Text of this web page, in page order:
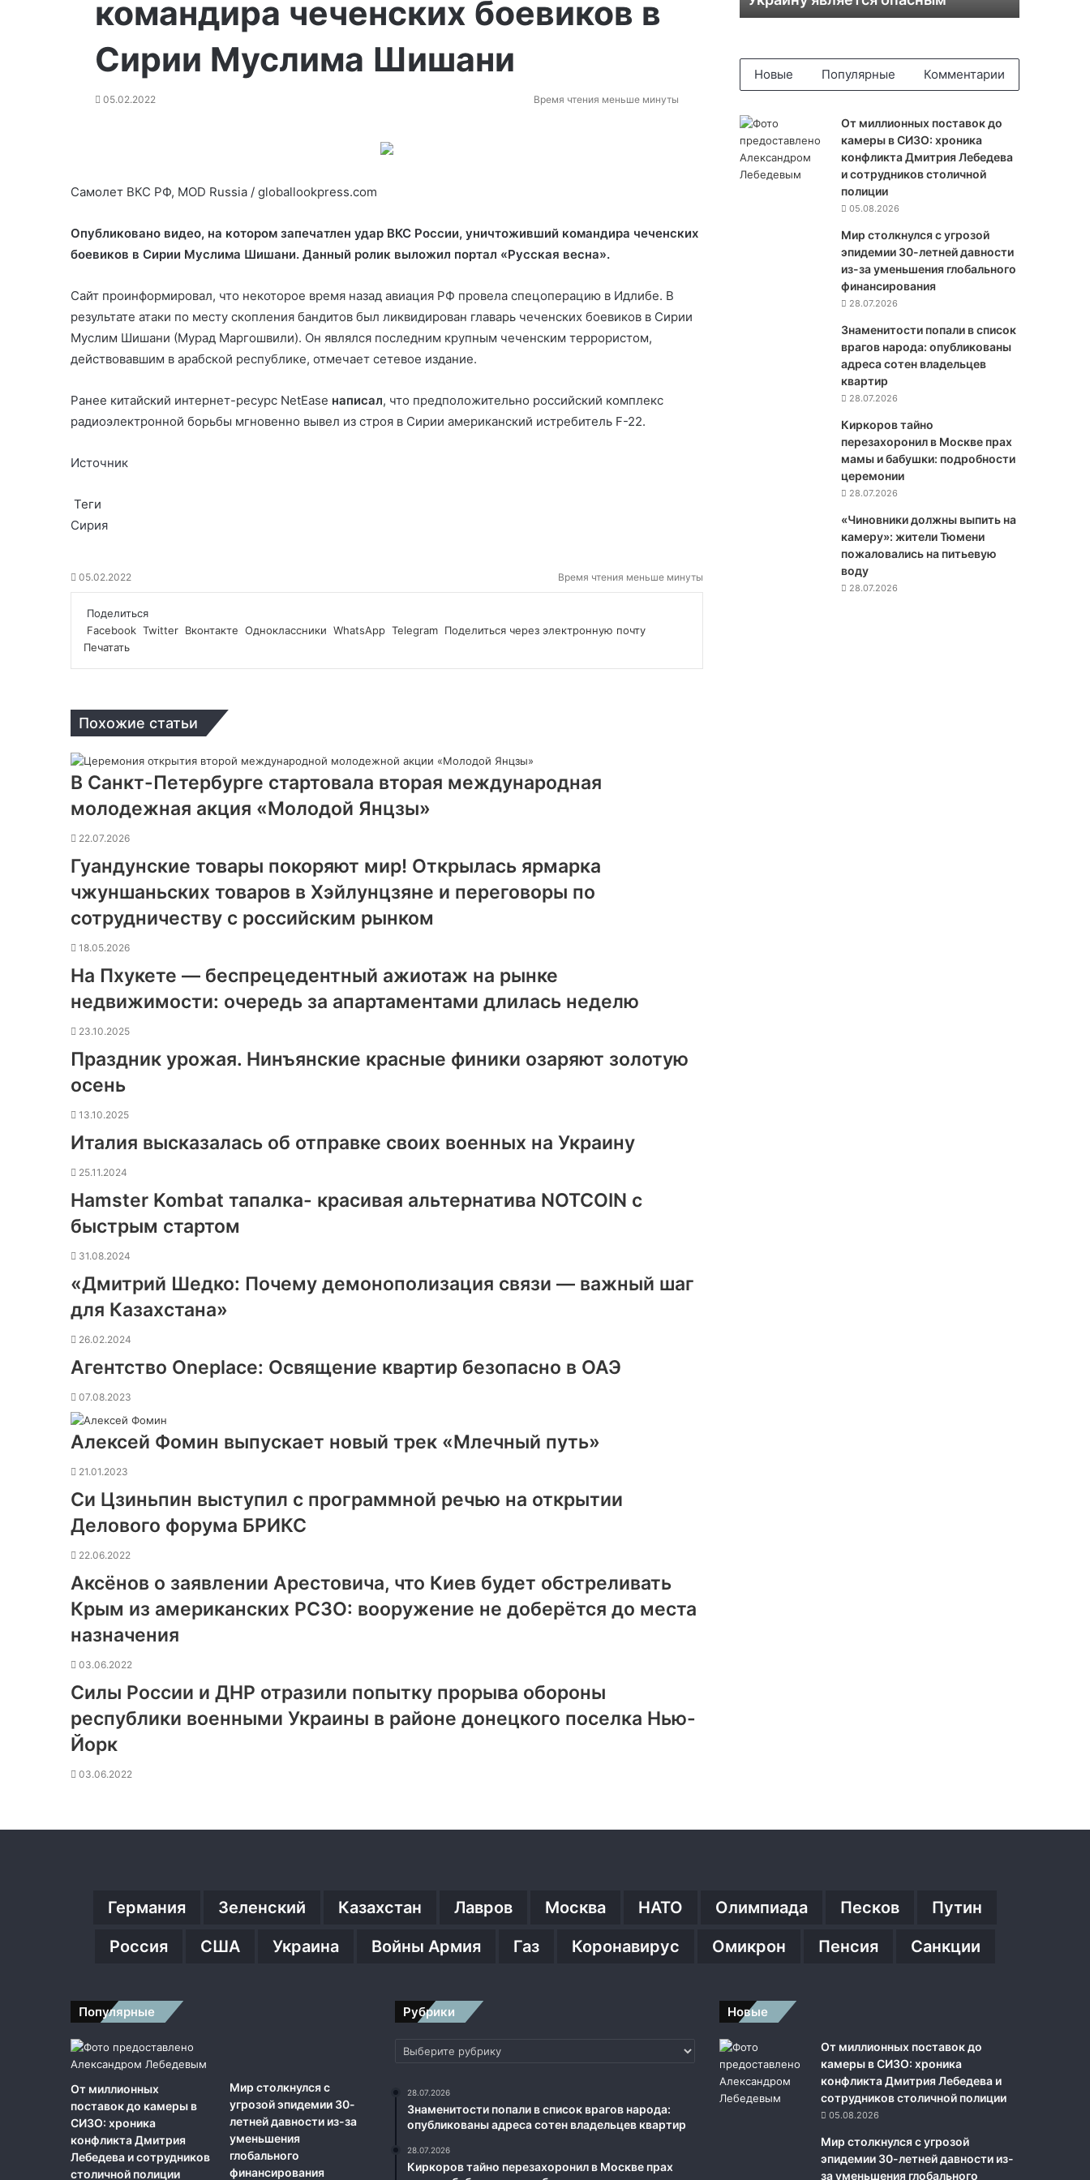
командира чеченских боевиков в
Сирии Муслима Шишани
05.02.2022 Время чтения меньше минуты
Самолет ВКС РФ, MOD Russia / globallookpress.com
Опубликовано видео, на котором запечатлен удар ВКС России, уничтоживший командира чеченских
боевиков в Сирии Муслима Шишани. Данный ролик выложил портал «Русская весна».
Сайт проинформировал, что некоторое время назад авиация РФ провела спецоперацию в Идлибе. В
результате атаки по месту скопления бандитов был ликвидирован главарь чеченских боевиков в Сирии
Муслим Шишани (Мурад Маргошвили). Он являлся последним крупным чеченским террористом,
действовавшим в арабской республике, отмечает сетевое издание.
Ранее китайский интернет-ресурс NetEase написал, что предположительно российский комплекс
радиоэлектронной борьбы мгновенно вывел из строя в Сирии американский истребитель F-22.
Источник
Теги
Сирия
05.02.2022 Время чтения меньше минуты
Поделиться
Facebook Twitter Вконтакте Одноклассники WhatsApp Telegram Поделиться через электронную почту
Печатать
Похожие статьи
В Санкт-Петербурге стартовала вторая международная
молодежная акция «Молодой Янцзы»
22.07.2026
Гуандунские товары покоряют мир! Открылась ярмарка
чжуншаньских товаров в Хэйлунцзяне и переговоры по
сотрудничеству с российским рынком
18.05.2026
На Пхукете — беспрецедентный ажиотаж на рынке
недвижимости: очередь за апартаментами длилась неделю
23.10.2025
Праздник урожая. Нинъянские красные финики озаряют золотую
осень
13.10.2025
Италия высказалась об отправке своих военных на Украину
25.11.2024
Hamster Kombat тапалка- красивая альтернатива NOTCOIN с
быстрым стартом
31.08.2024
«Дмитрий Шедко: Почему демонополизация связи — важный шаг
для Казахстана»
26.02.2024
Агентство Oneplace: Освящение квартир безопасно в ОАЭ
07.08.2023
Алексей Фомин выпускает новый трек «Млечный путь»
21.01.2023
Си Цзиньпин выступил с программной речью на открытии
Делового форума БРИКС
22.06.2022
Аксёнов о заявлении Арестовича, что Киев будет обстреливать
Крым из американских РСЗО: вооружение не доберётся до места
назначения
03.06.2022
Силы России и ДНР отразили попытку прорыва обороны
республики военными Украины в районе донецкого поселка Нью-
Йорк
03.06.2022
в
М
а
к
р
Новые Популярные Комментарии
От миллионных поставок до
камеры в СИЗО: хроника
конфликта Дмитрия Лебедева
и сотрудников столичной
полиции
05.08.2026
Мир столкнулся с угрозой
эпидемии 30-летней давности
из-за уменьшения глобального
финансирования
28.07.2026
Знаменитости попали в список
врагов народа: опубликованы
адреса сотен владельцев
квартир
28.07.2026
Киркоров тайно
перезахоронил в Москве прах
мамы и бабушки: подробности
церемонии
28.07.2026
«Чиновники должны выпить на
камеру»: жители Тюмени
пожаловались на питьевую
воду
28.07.2026
Германия Зеленский Казахстан Лавров Москва НАТО Олимпиада Песков
Путин
Россия
США Украина Войны Армия Газ Коронавирус Омикрон Пенсия Санкции
Популярные
От миллионных
поставок до камеры в
СИЗО: хроника
конфликта Дмитрия
Лебедева и сотрудников
столичной полиции
Мир столкнулся с
угрозой эпидемии 30-
летней давности из-за
уменьшения
глобального
финансирования
Рубрики
Рубрики
28.07.2026
Знаменитости попали в список врагов народа:
опубликованы адреса сотен владельцев квартир
28.07.2026
Киркоров тайно перезахоронил в Москве прах
Новые
От миллионных поставок до
камеры в СИЗО: хроника
конфликта Дмитрия Лебедева и
сотрудников столичной полиции
05.08.2026
Мир столкнулся с угрозой
эпидемии 30-летней давности из-
за уменьшения глобального